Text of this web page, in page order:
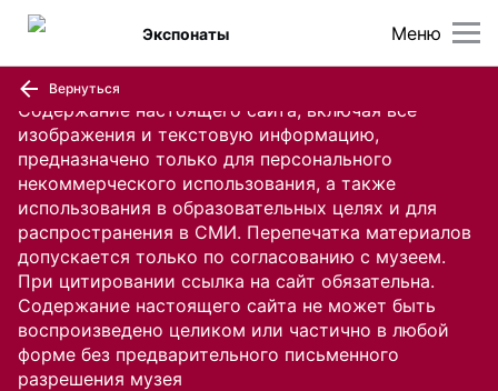
Содержание настоящего сайта, включая все
изображения и текстовую информацию,
предназначено только для персонального
некоммерческого использования, а также
использования в образовательных целях и для
распространения в СМИ. Перепечатка материалов
допускается только по согласованию с музеем.
При цитировании ссылка на сайт обязательна.
Содержание настоящего сайта не может быть
воспроизведено целиком или частично в любой
форме без предварительного письменного
разрешения музея
Меню
Экспонаты
Вернуться